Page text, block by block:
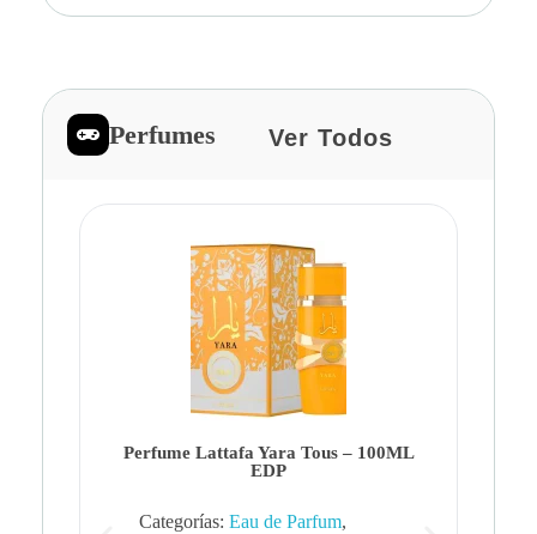
Perfumes Ver Todos
Perfume Lattafa Yara Tous – 100ML
EDP
Categorías: Eau de Parfum,